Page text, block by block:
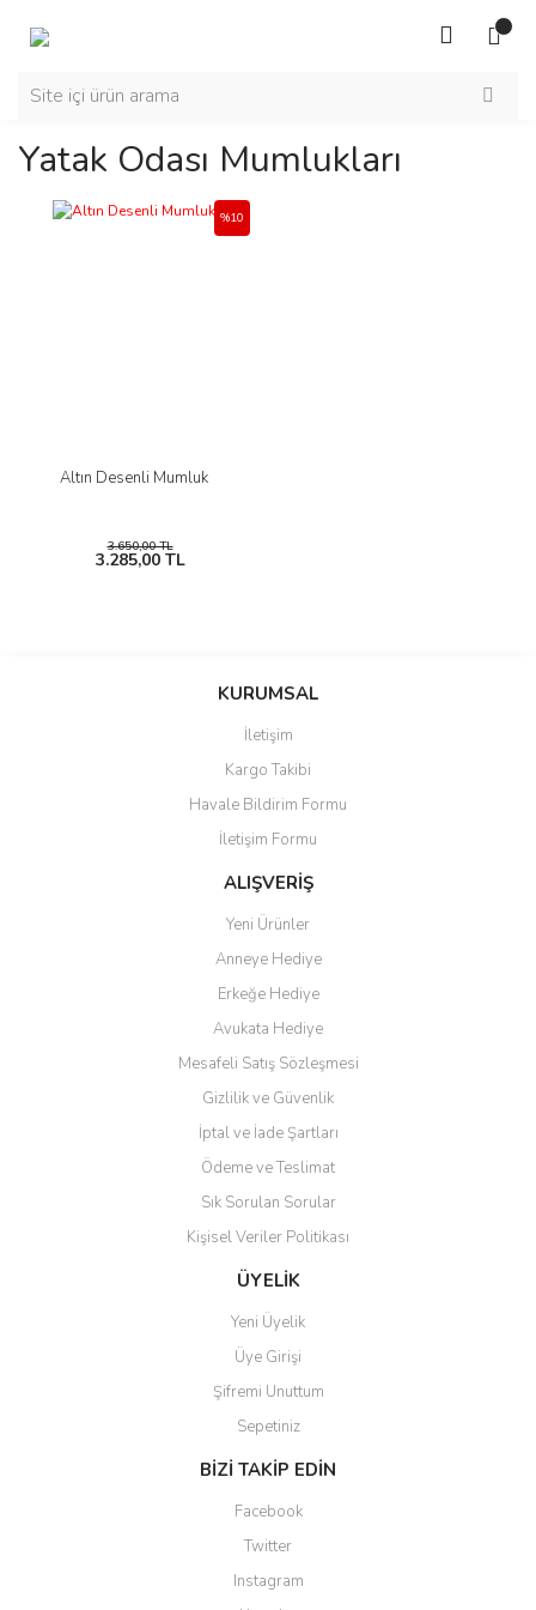
Yatak Odası Mumlukları
Altın Desenli Mumluk
%10
3.650,00 TL
3.285,00 TL
KURUMSAL
İletişim
Kargo Takibi
Havale Bildirim Formu
İletişim Formu
ALIŞVERİŞ
Yeni Ürünler
Anneye Hediye
Erkeğe Hediye
Avukata Hediye
Mesafeli Satış Sözleşmesi
Gizlilik ve Güvenlik
İptal ve İade Şartları
Ödeme ve Teslimat
Sık Sorulan Sorular
Kişisel Veriler Politikası
ÜYELİK
Yeni Üyelik
Üye Girişi
Şifremi Unuttum
Sepetiniz
BİZİ TAKİP EDİN
Facebook
Twitter
Instagram